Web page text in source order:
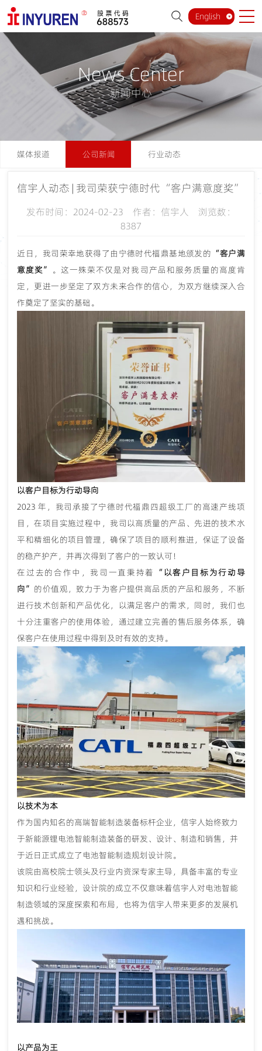
English
News Center
新闻中心
媒体报道 公司新闻 行业动态
信宇人动态 | 我司荣获宁德时代“客户满意度奖”
发布时间：2024-02-23 作者：信宇人 浏览数：
8387
近日，我司荣幸地获得了由宁德时代福鼎基地颁发的 “客户满
意度奖” 。这一殊荣不仅是对我司产品和服务质量的高度肯
定，更进一步坚定了双方未来合作的信心，为双方继续深入合
作奠定了坚实的基础。
以客户目标为行动导向
2023 年，我司承接了宁德时代福鼎四超级工厂的高速产线项
目，在项目实施过程中，我司以高质量的产品、先进的技术水
平和精细化的项目管理，确保了项目的顺利推进，保证了设备
的稳产护产，并再次得到了客户的一致认可！
在过去的合作中，我司一直秉持着 “以客户目标为行动导
向” 的价值观，致力于为客户提供高品质的产品和服务，不断
进行技术创新和产品优化，以满足客户的需求，同时，我们也
十分注重客户的使用体验，通过建立完善的售后服务体系，确
保客户在使用过程中得到及时有效的支持。
以技术为本
作为国内知名的高端智能制造装备标杆企业，信宇人始终致力
于新能源锂电池智能制造装备的研发、设计、制造和销售，并
于近日正式成立了电池智能制造规划设计院。
该院由高校院士领头及行业内资深专家主导，具备丰富的专业
知识和行业经验，设计院的成立不仅意味着信宇人对电池智能
制造领域的深度探索和布局，也将为信宇人带来更多的发展机
遇和挑战。
以产品为王